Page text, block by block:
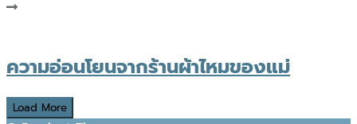
ความอ่อนโยนจากร้านผ้าไหมของแม่
Load More